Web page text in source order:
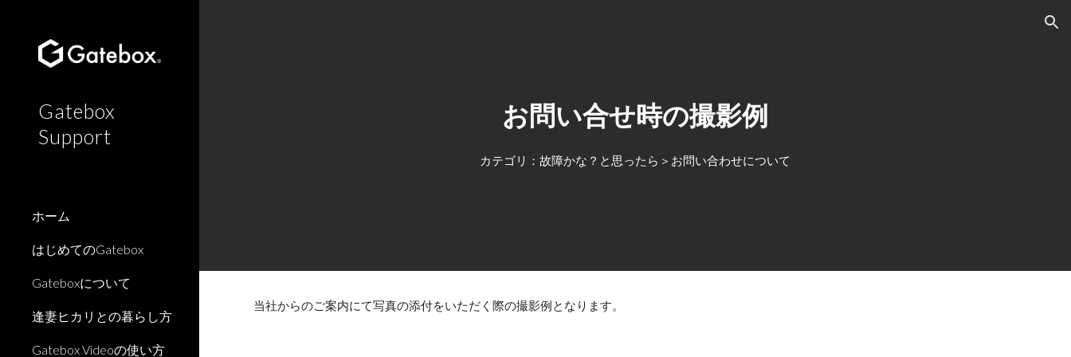
Gatebox
Support
ホーム
はじめてのGatebox
Gateboxについて
逢妻ヒカリとの暮らし方
Gatebox Videoの使い方
お問い合せ時の撮影例
カテゴリ：故障かな？と思ったら＞お問い合わせについて
当社からのご案内にて写真の添付をいただく際の撮影例となります。